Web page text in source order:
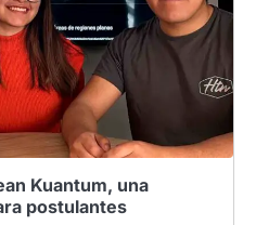
Kuantum, una
postulantes